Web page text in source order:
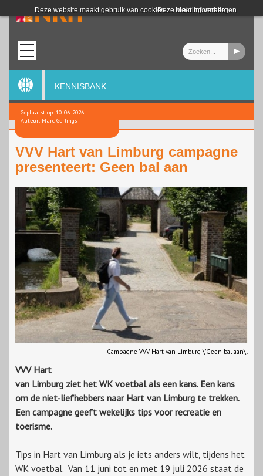
Deze website maakt gebruik van cookies. Meer informatie
Deze melding verbergen
Login
KENNISBANK
Geplaatst op: 10-06-2026
Auteur: Marc Gerlings
VVV Hart van Limburg campagne
presenteert: Geen bal aan
Campagne VVV Hart van Limburg \'Geen bal aan\'.
VVV Hart
van Limburg ziet het WK voetbal als een kans. Een kans
om de niet-liefhebbers naar Hart van Limburg te trekken.
Een campagne geeft wekelijks tips voor recreatie en
toerisme.
Tips in Hart van Limburg als je iets anders wilt, tijdens het
WK voetbal. Van 11 juni tot en met 19 juli 2026 staat de